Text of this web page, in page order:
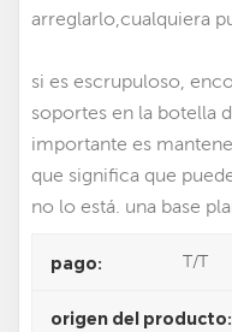
arreglarlo,cualquiera
si es escrupuloso,
soportes en la botella
importante es
que significa que
no lo está. una base
pago: T/T
origen del producto: